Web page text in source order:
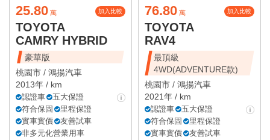
25.80 萬 加入比較
TOYOTA
CAMRY HYBRID
豪華版
桃園市 / 鴻揚汽車
2013年 / km
認證車
五大保證
符合保固
里程保證
實車實價
友善試車
非多元化營業用車
76.80 萬 加入比較
TOYOTA
RAV4
最頂級
4WD(ADVENTURE款)
桃園市 / 鴻揚汽車
2021年 / km
認證車
五大保證
符合保固
里程保證
實車實價
友善試車